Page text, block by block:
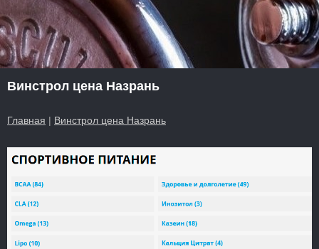
Винстрол цена Назрань
Главная | Винстрол цена Назрань